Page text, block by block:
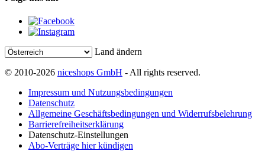
Land ändern
© 2010-2026 niceshops GmbH - All rights reserved.
Impressum und Nutzungsbedingungen
Datenschutz
Allgemeine Geschäftsbedingungen und Widerrufsbelehrung
Barrierefreiheitserklärung
Datenschutz-Einstellungen
Abo-Verträge hier kündigen